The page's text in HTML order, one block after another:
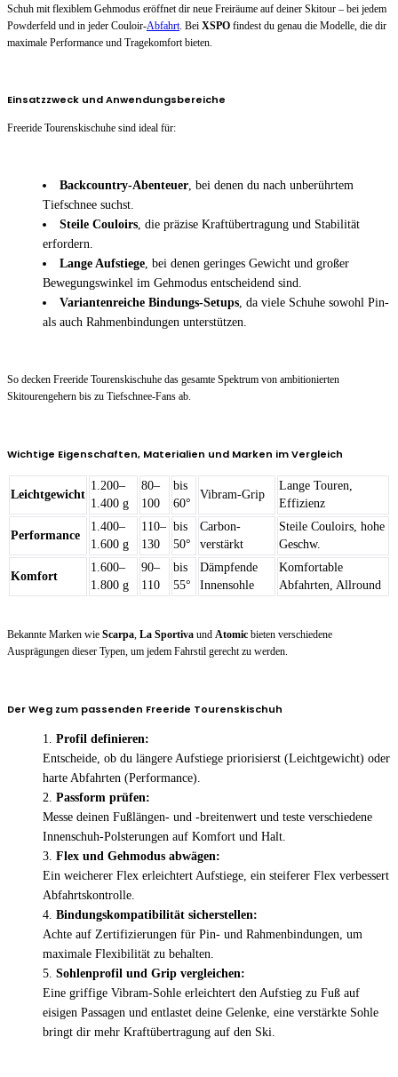
Schuh mit flexiblem Gehmodus eröffnet dir neue Freiräume auf deiner Skitour – bei jedem
Powderfeld und in jeder Couloir-Abfahrt. Bei XSPO findest du genau die Modelle, die dir
maximale Performance und Tragekomfort bieten.
Einsatzzweck und Anwendungsbereiche
Freeride Tourenskischuhe sind ideal für:
Backcountry-Abenteuer, bei denen du nach unberührtem
Tiefschnee suchst.
Steile Couloirs, die präzise Kraftübertragung und Stabilität
erfordern.
Lange Aufstiege, bei denen geringes Gewicht und großer
Bewegungswinkel im Gehmodus entscheidend sind.
Variantenreiche Bindungs-Setups, da viele Schuhe sowohl Pin-
als auch Rahmenbindungen unterstützen.
So decken Freeride Tourenskischuhe das gesamte Spektrum von ambitionierten
Skitourengehern bis zu Tiefschnee-Fans ab.
Wichtige Eigenschaften, Materialien und Marken im Vergleich
Leichtgewicht
1.200–
1.400 g
80–
100
bis
60°
Vibram-Grip
Lange Touren,
Effizienz
Performance
1.400–
1.600 g
110–
130
bis
50°
Carbon-
verstärkt
Steile Couloirs, hohe
Geschw.
Komfort
1.600–
1.800 g
90–
110
bis
55°
Dämpfende
Innensohle
Komfortable
Abfahrten, Allround
Bekannte Marken wie Scarpa, La Sportiva und Atomic bieten verschiedene
Ausprägungen dieser Typen, um jedem Fahrstil gerecht zu werden.
Der Weg zum passenden Freeride Tourenskischuh
Profil definieren:
Entscheide, ob du längere Aufstiege priorisierst (Leichtgewicht) oder
harte Abfahrten (Performance).
Passform prüfen:
Messe deinen Fußlängen- und -breitenwert und teste verschiedene
Innenschuh-Polsterungen auf Komfort und Halt.
Flex und Gehmodus abwägen:
Ein weicherer Flex erleichtert Aufstiege, ein steiferer Flex verbessert
Abfahrtskontrolle.
Bindungskompatibilität sicherstellen:
Achte auf Zertifizierungen für Pin- und Rahmenbindungen, um
maximale Flexibilität zu behalten.
Sohlenprofil und Grip vergleichen:
Eine griffige Vibram-Sohle erleichtert den Aufstieg zu Fuß auf
eisigen Passagen und entlastet deine Gelenke, eine verstärkte Sohle
bringt dir mehr Kraftübertragung auf den Ski.